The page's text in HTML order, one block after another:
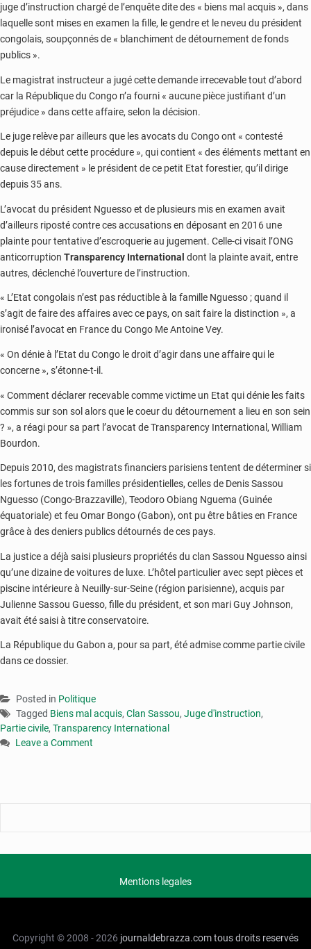
juge d’instruction chargé de l’enquête dite des « biens mal acquis », dans
laquelle sont mises en examen la fille, le gendre et le neveu du président
congolais, soupçonnés de « blanchiment de détournement de fonds
publics ».
Le magistrat instructeur a jugé cette demande irrecevable tout d’abord
car la République du Congo n’a fourni « aucune pièce justifiant d’un
préjudice » dans cette affaire, selon la décision.
Le juge relève par ailleurs que les avocats du Congo ont « contesté
depuis le début cette procédure », qui contient « des éléments mettant en
cause directement » le président de ce petit Etat forestier, qu’il dirige
depuis 35 ans.
L’avocat du président Nguesso et de plusieurs mis en examen avait
d’ailleurs riposté contre ces accusations en déposant en 2016 une
plainte pour tentative d’escroquerie au jugement. Celle-ci visait l’ONG
anticorruption Transparency International dont la plainte avait, entre
autres, déclenché l’ouverture de l’instruction.
« L’Etat congolais n’est pas réductible à la famille Nguesso ; quand il
s’agit de faire des affaires avec ce pays, on sait faire la distinction », a
ironisé l’avocat en France du Congo Me Antoine Vey.
« On dénie à l’Etat du Congo le droit d’agir dans une affaire qui le
concerne », s’étonne-t-il.
« Comment déclarer recevable comme victime un Etat qui dénie les faits
commis sur son sol alors que le coeur du détournement a lieu en son sein
? », a réagi pour sa part l’avocat de Transparency International, William
Bourdon.
Depuis 2010, des magistrats financiers parisiens tentent de déterminer si
les fortunes de trois familles présidentielles, celles de Denis Sassou
Nguesso (Congo-Brazzaville), Teodoro Obiang Nguema (Guinée
équatoriale) et feu Omar Bongo (Gabon), ont pu être bâties en France
grâce à des deniers publics détournés de ces pays.
La justice a déjà saisi plusieurs propriétés du clan Sassou Nguesso ainsi
qu’une dizaine de voitures de luxe. L’hôtel particulier avec sept pièces et
piscine intérieure à Neuilly-sur-Seine (région parisienne), acquis par
Julienne Sassou Guesso, fille du président, et son mari Guy Johnson,
avait été saisi à titre conservatoire.
La République du Gabon a, pour sa part, été admise comme partie civile
dans ce dossier.
Posted in Politique
Tagged Biens mal acquis, Clan Sassou, Juge d'instruction,
Partie civile, Transparency International
Leave a Comment
Congo
Mentions legales
Copyright © 2008 - 2026 journaldebrazza.comtous droits reservés